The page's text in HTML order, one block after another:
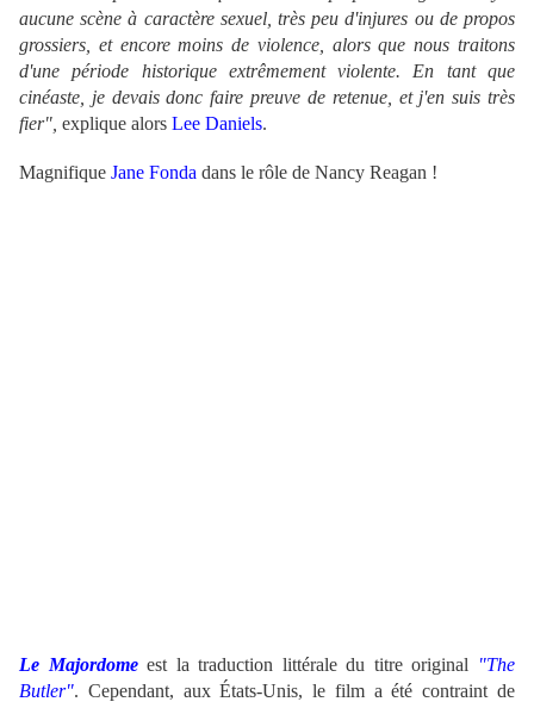
aucune scène à caractère sexuel, très peu d'injures ou de propos
grossiers, et encore moins de violence, alors que nous traitons
d'une période historique extrêmement violente. En tant que
cinéaste, je devais donc faire preuve de retenue, et j'en suis très
fier", explique alors Lee Daniels.
Magnifique Jane Fonda dans le rôle de Nancy Reagan !
Le Majordomeest la traduction littérale du titre original
"The
Butler". Cependant, aux États-Unis, le film a été contraint de